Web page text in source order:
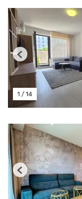
1 / 14
Previous
Previous